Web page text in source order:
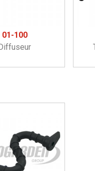
01-100
Diffuseur